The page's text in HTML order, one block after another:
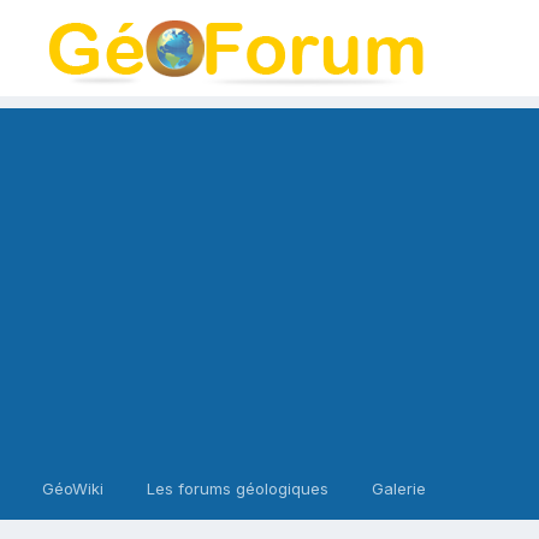
GéoWiki Les forums géologiques Galerie